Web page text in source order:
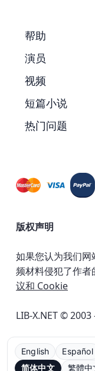
帮助
演员
视频
短篇小说
热门问题
版权声明
如果您认为我们
频材料侵犯了作者
议和 Cookie
LIB-X.NET © 2003
English Español
简体中文
繁體中